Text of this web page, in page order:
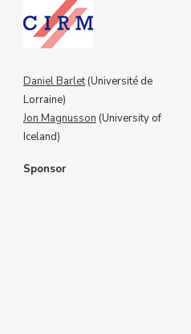
Daniel Barlet(Université de
Lorraine)
Jon Magnusson (University of
Iceland)
Sponsor